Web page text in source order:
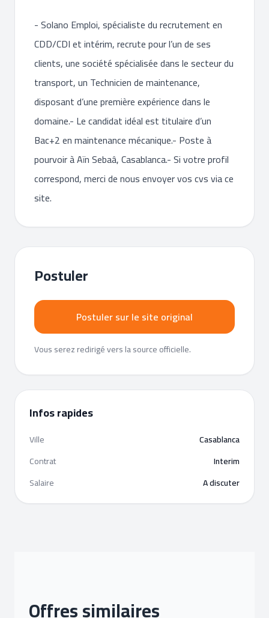
- Solano Emploi, spécialiste du recrutement en
CDD/CDI et intérim, recrute pour l’un de ses
clients, une société spécialisée dans le secteur du
transport, un Technicien de maintenance,
disposant d’une première expérience dans le
domaine.- Le candidat idéal est titulaire d’un
Bac+2 en maintenance mécanique.- Poste à
pourvoir à Aïn Sebaâ, Casablanca.- Si votre profil
correspond, merci de nous envoyer vos cvs via ce
site.
Postuler
Postuler sur le site original
Vous serez redirigé vers la source officielle.
Infos rapides
Ville
Casablanca
Contrat
Interim
Salaire
A discuter
Offres similaires